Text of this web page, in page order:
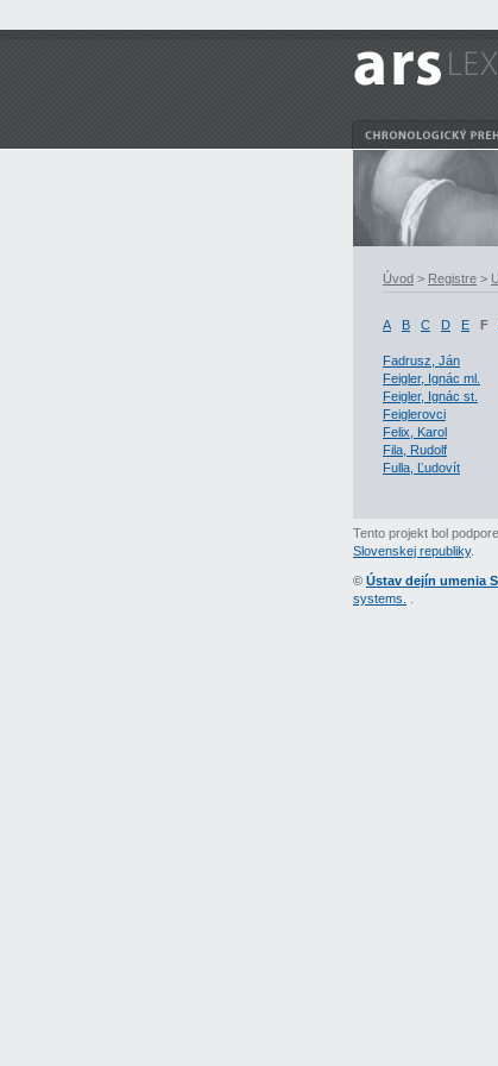
Úvod > Registre >
A B C D E F
Fadrusz, Ján
Feigler, Ignác ml.
Feigler, Ignác st.
Feiglerovci
Felix, Karol
Fila, Rudolf
Fulla, Ľudovít
Tento projekt bol
Slovenskej republiky.
© Ústav dejín umenia
systems.